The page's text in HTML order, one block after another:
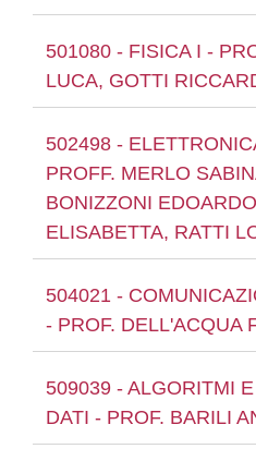
501080 - FISICA I -
LUCA, GOTTI
502498 -
PROFF. MERLO
BONIZZONI
ELISABETTA, RATTI
504021 -
- PROF. DELL'ACQUA
509039 - ALGORITMI
DATI - PROF. BARILI